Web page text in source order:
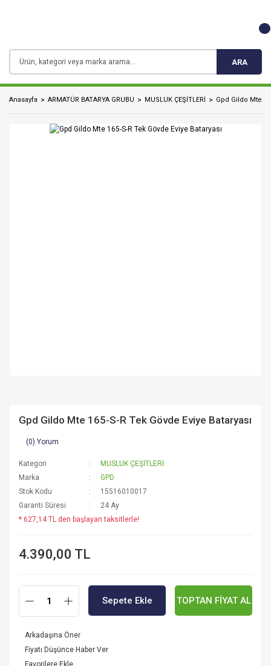
ARA
Anasayfa ARMATÜR BATARYA GRUBU MUSLUK ÇEŞİTLERİ Gpd Gildo Mte
Gpd Gildo Mte 165-S-R Tek Gövde Eviye Bataryası
(0) Yorum
Kategori
MUSLUK ÇEŞİTLERİ
Marka
GPD
Stok Kodu
15516010017
Garanti Süresi
24 Ay
* 627,14 TL den başlayan taksitlerle!
4.390,00 TL
Sepete Ekle TOPTAN FİYAT AL
Arkadaşına Öner
Fiyatı Düşünce Haber Ver